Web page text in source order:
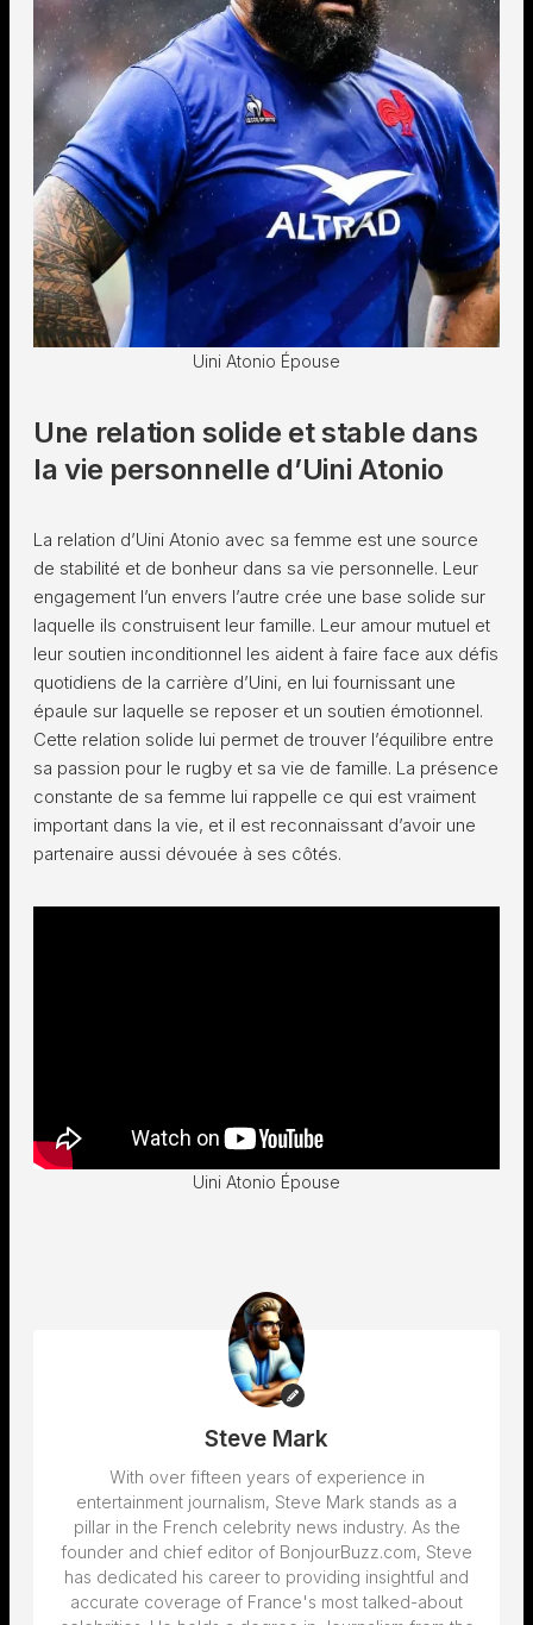
Uini Atonio Épouse
Une relation solide et stable dans
la vie personnelle d’Uini Atonio
La relation d’Uini Atonio avec sa femme est une source
de stabilité et de bonheur dans sa vie personnelle. Leur
engagement l’un envers l’autre crée une base solide sur
laquelle ils construisent leur famille. Leur amour mutuel et
leur soutien inconditionnel les aident à faire face aux défis
quotidiens de la carrière d’Uini, en lui fournissant une
épaule sur laquelle se reposer et un soutien émotionnel.
Cette relation solide lui permet de trouver l’équilibre entre
sa passion pour le rugby et sa vie de famille. La présence
constante de sa femme lui rappelle ce qui est vraiment
important dans la vie, et il est reconnaissant d’avoir une
partenaire aussi dévouée à ses côtés.
Uini Atonio Épouse
Steve Mark
With over fifteen years of experience in
entertainment journalism, Steve Mark stands as a
pillar in the French celebrity news industry. As the
founder and chief editor of BonjourBuzz.com, Steve
has dedicated his career to providing insightful and
accurate coverage of France's most talked-about